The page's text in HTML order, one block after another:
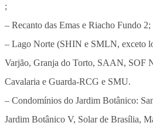
;
– Recanto das Emas e Riacho Fundo 2;
– Lago Norte (SHIN e SMLN, exceto
Varjão, Granja do Torto, SAAN, SOF
Cavalaria e Guarda-RCG e SMU.
– Condomínios do Jardim Botânico:
Jardim Botânico V, Solar de Brasília,